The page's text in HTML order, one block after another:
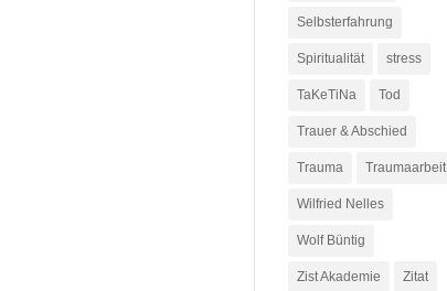
Selbsterfahrung
Spiritualität stress
TaKeTiNa Tod
Trauer & Abschied
Trauma Traumaarbeit
Wilfried Nelles
Wolf Büntig
Zist Akademie Zitat